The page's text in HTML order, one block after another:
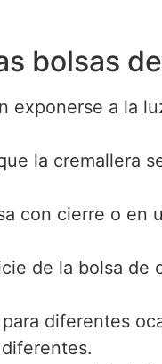
bolsas
exponerse a la
la cremallera
con cierre o en
de la bolsa de
diferentes